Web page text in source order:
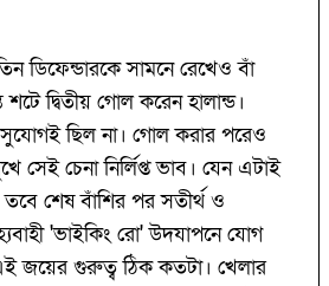
ডিফেন্ডারকে সামনে রেখেও বাঁ
শটে দ্বিতীয় গোল করেন হালান্ড।
ছিল না। গোল করার পরেও
সেই চেনা নির্লিপ্ত ভাব। যেন এটাই
তবে শেষ বাঁশির পর সতীর্থ ও
'ভাইকিং রো' উদযাপনে যোগ
জয়ের গুরুত্ব ঠিক কতটা। খেলার